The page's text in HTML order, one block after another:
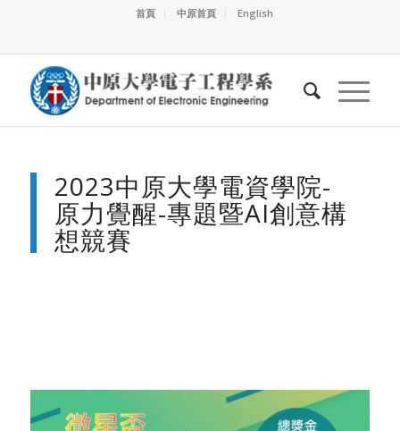
首頁 中原首頁 English
2023中原大學電資學院-
原力覺醒-專題暨AI創意構
想競賽